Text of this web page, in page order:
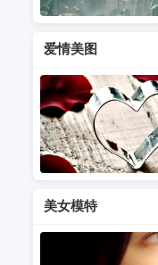
爱情美图
美女模特